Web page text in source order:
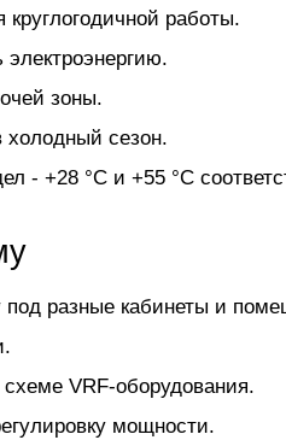
работы.
зоны.
холодный сезон.
- +28 °C и +55 °C
под разные кабинеты и
VRF-оборудования.
мощности.